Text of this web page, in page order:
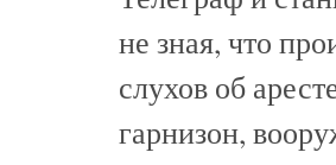
не зная, что
слухов об
гарнизон,